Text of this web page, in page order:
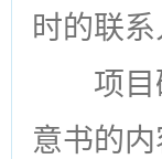
时的联系
项
意书的